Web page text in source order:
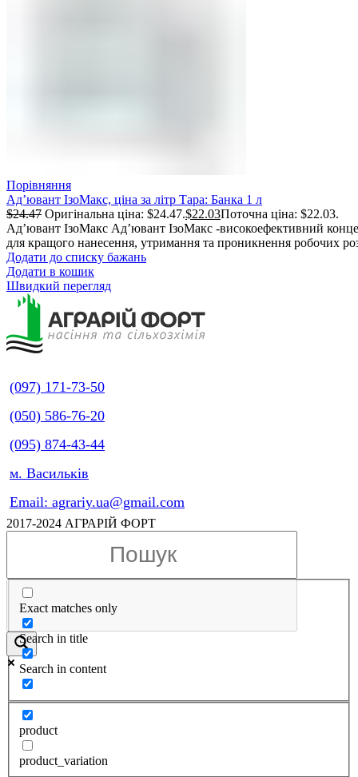
Порівняння
Ад’ювант ІзоМакс, ціна за літр Тара: Банка 1 л
$24.47 Оригінальна ціна: $24.47.$22.03Поточна ціна: $22.03.
Ад’ювант ІзоМакс Ад’ювант ІзоМакс -високоефективний
для кращого нанесення, утримання та проникнення робочих
Додати до списку бажань
Додати в кошик
Швидкий перегляд
(097) 171-73-50
(050) 586-76-20
(095) 874-43-44
м. Васильків
Email: agrariy.ua@gmail.com
2017-2024 АГРАРІЙ ФОРТ
Exact matches only
Search in title
Search in content
product
product_variation